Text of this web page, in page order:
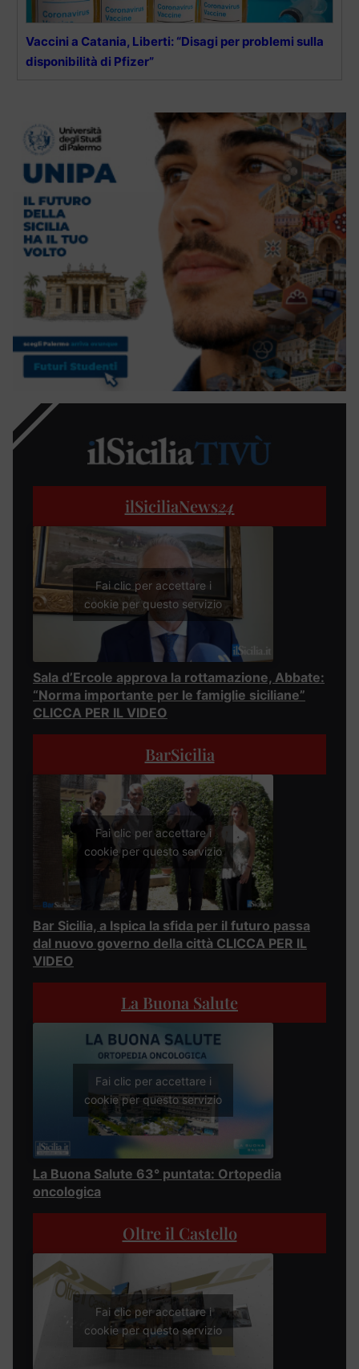
Vaccini a Catania, Liberti: “Disagi per problemi sulla
disponibilità di Pfizer”
ilSiciliaNews24
Fai clic per accettare i
cookie per questo servizio
Sala d’Ercole approva la rottamazione, Abbate:
“Norma importante per le famiglie siciliane”
CLICCA PER IL VIDEO
BarSicilia
Fai clic per accettare i
cookie per questo servizio
Bar Sicilia, a Ispica la sfida per il futuro passa
dal nuovo governo della città CLICCA PER IL
VIDEO
La Buona Salute
Fai clic per accettare i
cookie per questo servizio
La Buona Salute 63° puntata: Ortopedia
oncologica
Oltre il Castello
Fai clic per accettare i
cookie per questo servizio